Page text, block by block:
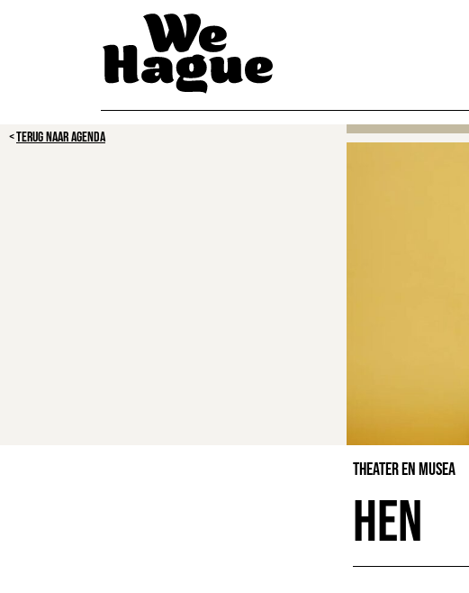
TERUG NAAR AGENDA
Theater en Musea
Hen